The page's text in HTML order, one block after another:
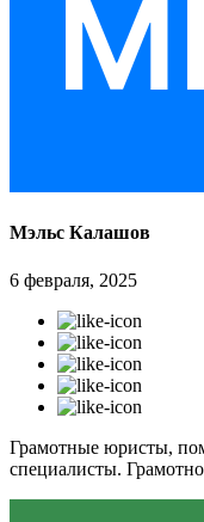
Мэльс Калашов
6 февраля, 2025
Грамотные юристы,
специалисты.